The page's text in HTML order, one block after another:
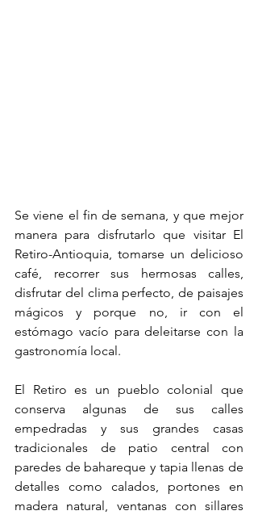
Se viene el fin de semana, y que mejor
manera para disfrutarlo que visitar El
Retiro-Antioquia, tomarse un delicioso
café, recorrer sus hermosas calles,
disfrutar del clima perfecto, de paisajes
mágicos y porque no, ir con el
estómago vacío para deleitarse con la
gastronomía local.
El Retiro es un pueblo colonial que
conserva algunas de sus calles
empedradas y sus grandes casas
tradicionales de patio central con
paredes de bahareque y tapia llenas de
detalles como calados, portones en
madera natural, ventanas con sillares